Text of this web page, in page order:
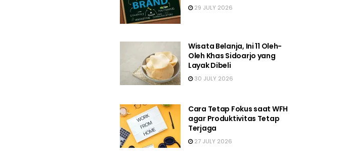
29 JULY 2026
Wisata Belanja, Ini 11 Oleh-
Oleh Khas Sidoarjo yang
Layak Dibeli
30 JULY 2026
Cara Tetap Fokus saat WFH
agar Produktivitas Tetap
Terjaga
27 JULY 2026